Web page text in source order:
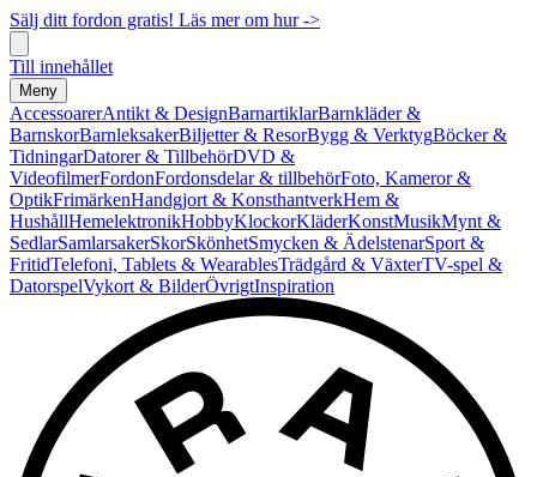
Sälj ditt fordon gratis! Läs mer om hur ->
Till innehållet
Meny
AccessoarerAntikt & DesignBarnartiklarBarnkläder &
BarnskorBarnleksakerBiljetter & ResorBygg & VerktygBöcker &
TidningarDatorer & TillbehörDVD &
VideofilmerFordonFordonsdelar & tillbehörFoto, Kameror &
OptikFrimärkenHandgjort & KonsthantverkHem &
HushållHemelektronikHobbyKlockorKläderKonstMusikMynt &
SedlarSamlarsakerSkorSkönhetSmycken & ÄdelstenarSport &
FritidTelefoni, Tablets & WearablesTrädgård & VäxterTV-spel &
DatorspelVykort & BilderÖvrigtInspiration